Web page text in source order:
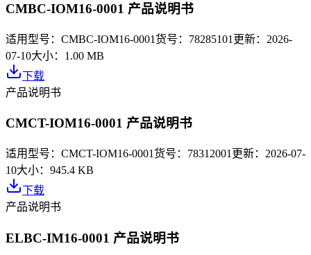
CMBC-IOM16-0001 产品说明书
适用型号： CMBC-IOM16-0001货号： 78285101 更新： 2026-
07-10大小： 1.00 MB
下载
产品说明书
CMCT-IOM16-0001 产品说明书
适用型号： CMCT-IOM16-0001货号： 78312001 更新： 2026-07-
10大小： 945.4 KB
下载
产品说明书
ELBC-IM16-0001 产品说明书